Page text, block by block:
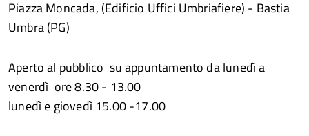
Piazza Moncada, (Edificio Uffici Umbriafiere) - Bastia
Umbra (PG)
Aperto al pubblico su appuntamento da lunedì a
venerdì ore 8.30 - 13.00
lunedì e giovedì 15.00 -17.00